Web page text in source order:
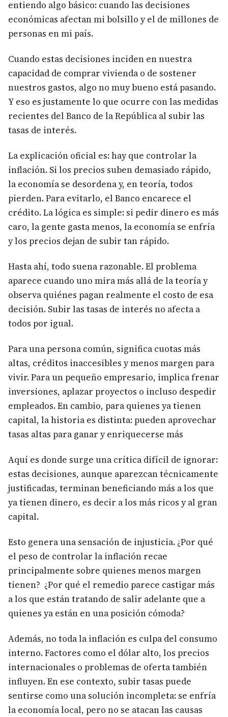
entiendo algo básico: cuando las decisiones
económicas afectan mi bolsillo y el de millones de
personas en mi país.
Cuando estas decisiones inciden en nuestra
capacidad de comprar vivienda o de sostener
nuestros gastos, algo no muy bueno está pasando.
Y eso es justamente lo que ocurre con las medidas
recientes del Banco de la República al subir las
tasas de interés.
La explicación oficial es: hay que controlar la
inflación. Si los precios suben demasiado rápido,
la economía se desordena y, en teoría, todos
pierden. Para evitarlo, el Banco encarece el
crédito. La lógica es simple: si pedir dinero es más
caro, la gente gasta menos, la economía se enfría
y los precios dejan de subir tan rápido.
Hasta ahí, todo suena razonable. El problema
aparece cuando uno mira más allá de la teoría y
observa quiénes pagan realmente el costo de esa
decisión. Subir las tasas de interés no afecta a
todos por igual.
Para una persona común, significa cuotas más
altas, créditos inaccesibles y menos margen para
vivir. Para un pequeño empresario, implica frenar
inversiones, aplazar proyectos o incluso despedir
empleados. En cambio, para quienes ya tienen
capital, la historia es distinta: pueden aprovechar
tasas altas para ganar y enriquecerse más
Aquí es donde surge una crítica difícil de ignorar:
estas decisiones, aunque aparezcan técnicamente
justificadas, terminan beneficiando más a los que
ya tienen dinero, es decir a los más ricos y al gran
capital.
Esto genera una sensación de injusticia. ¿Por qué
el peso de controlar la inflación recae
principalmente sobre quienes menos margen
tienen? ¿Por qué el remedio parece castigar más
a los que están tratando de salir adelante que a
quienes ya están en una posición cómoda?
Además, no toda la inflación es culpa del consumo
interno. Factores como el dólar alto, los precios
internacionales o problemas de oferta también
influyen. En ese contexto, subir tasas puede
sentirse como una solución incompleta: se enfría
la economía local, pero no se atacan las causas